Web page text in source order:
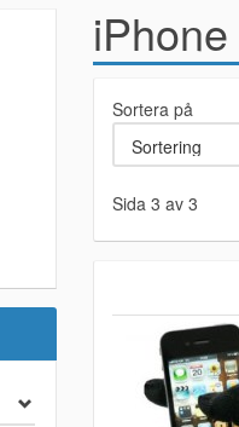
Sortera på
Sida 3 av 3